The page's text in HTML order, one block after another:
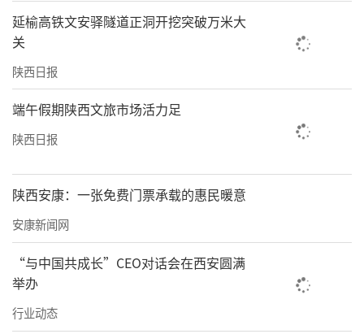
延榆高铁文安驿隧道正洞开挖突破万米大
关
陕西日报
端午假期陕西文旅市场活力足
陕西日报
陕西安康：一张免费门票承载的惠民暖意
安康新闻网
“与中国共成长”CEO对话会在西安圆满
举办
行业动态